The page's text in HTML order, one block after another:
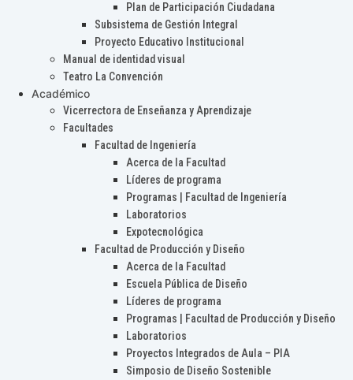
Plan de Participación Ciudadana
Subsistema de Gestión Integral
Proyecto Educativo Institucional
Manual de identidad visual
Teatro La Convención
Académico
Vicerrectora de Enseñanza y Aprendizaje
Facultades
Facultad de Ingeniería
Acerca de la Facultad
Líderes de programa
Programas | Facultad de Ingeniería
Laboratorios
Expotecnológica
Facultad de Producción y Diseño
Acerca de la Facultad
Escuela Pública de Diseño
Líderes de programa
Programas | Facultad de Producción y Diseño
Laboratorios
Proyectos Integrados de Aula – PIA
Simposio de Diseño Sostenible